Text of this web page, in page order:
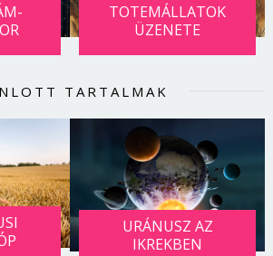
TOTEMÁLLATOK
ÜZENETE
TARTALMAK
URÁNUSZ AZ
IKREKBEN